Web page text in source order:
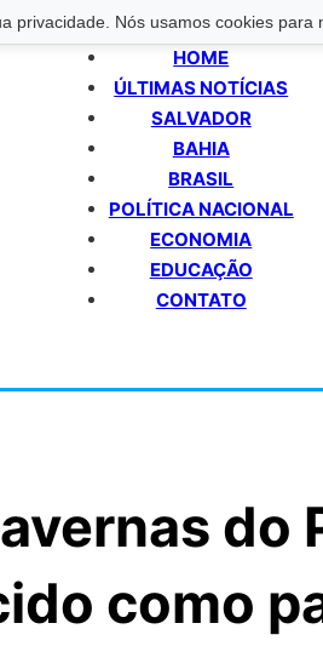
privacidade. Nós usamos cookies
HOME
ÚLTIMAS NOTÍCIAS
SALVADOR
BAHIA
BRASIL
POLÍTICA NACIONAL
ECONOMIA
EDUCAÇÃO
CONTATO
do
como